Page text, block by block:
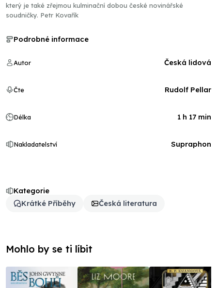
který je také zřejmou kulminační dobou české novinářské
soudničky. Petr Kovařík
Kategorie
Krátké Příběhy
Česká literatura
Podrobné informace
Autor Česká lidová
Čte Rudolf Pellar
Délka 1 h 17 min
Nakladatelství Supraphon
Mohlo by se ti líbit